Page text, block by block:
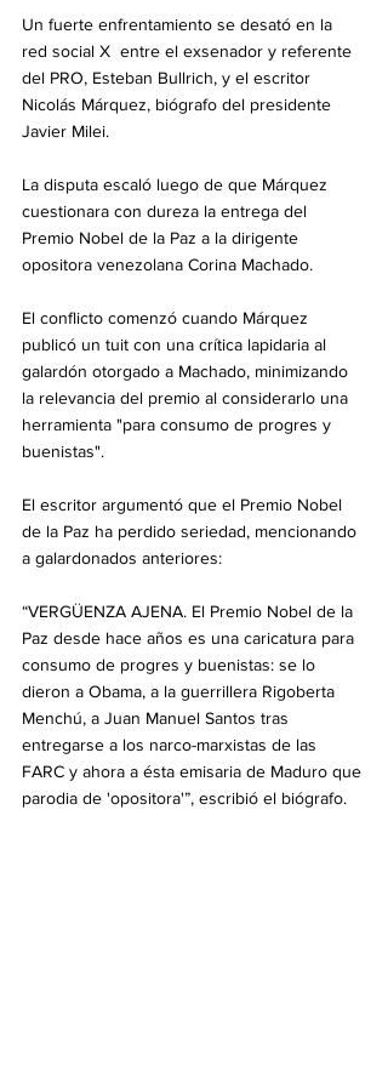
Un fuerte enfrentamiento se desató en la
red social X  entre el exsenador y referente
del PRO, Esteban Bullrich, y el escritor
Nicolás Márquez, biógrafo del presidente
Javier Milei.
La disputa escaló luego de que Márquez
cuestionara con dureza la entrega del
Premio Nobel de la Paz a la dirigente
opositora venezolana Corina Machado.
El conflicto comenzó cuando Márquez
publicó un tuit con una crítica lapidaria al
galardón otorgado a Machado, minimizando
la relevancia del premio al considerarlo una
herramienta "para consumo de progres y
buenistas".
El escritor argumentó que el Premio Nobel
de la Paz ha perdido seriedad, mencionando
a galardonados anteriores:
“VERGÜENZA AJENA. El Premio Nobel de la
Paz desde hace años es una caricatura para
consumo de progres y buenistas: se lo
dieron a Obama, a la guerrillera Rigoberta
Menchú, a Juan Manuel Santos tras
entregarse a los narco-marxistas de las
FARC y ahora a ésta emisaria de Maduro que
parodia de 'opositora'”, escribió el biógrafo.